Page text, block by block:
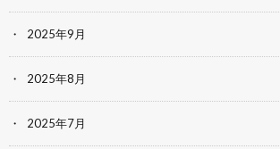
2025年9月
2025年8月
2025年7月